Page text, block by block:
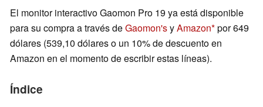
El monitor interactivo Gaomon Pro 19 ya está disponible
para su compra a través deGaomon'syAmazon por 649
dólares (539,10 dólares o un 10% de descuento en
Amazon en el momento de escribir estas líneas).
Índice